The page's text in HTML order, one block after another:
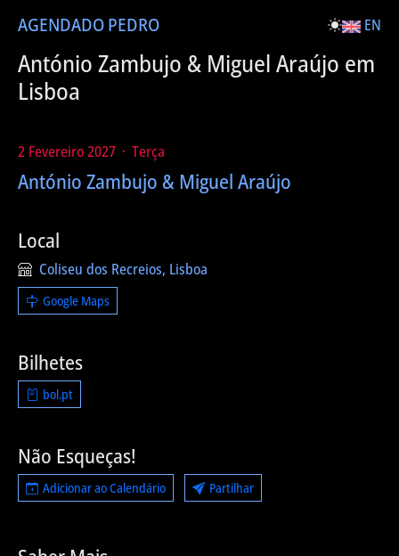
AGENDADO PEDRO EN
António Zambujo & Miguel Araújo em
Lisboa
2 Fevereiro 2027 ᛫ Terça
António Zambujo & Miguel Araújo
Local
Coliseu dos Recreios, Lisboa
Google Maps
Bilhetes
bol.pt
Não Esqueças!
Adicionar ao Calendário Partilhar